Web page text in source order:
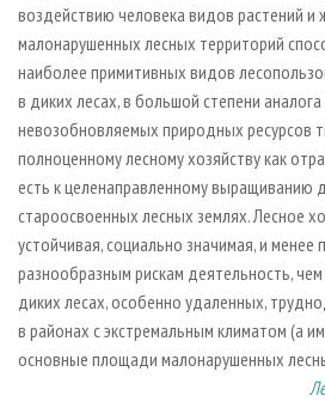
воздействию человека видов растений и
малонарушенных лесных территорий
наиболее примитивных видов
в диких лесах, в большой степени
невозобновляемых природных ресурсов
полноценному лесному хозяйству как
есть к целенаправленному выращиванию
староосвоенных лесных землях. Лесное
устойчивая, социально значимая, и менее
разнообразным рискам деятельность,
диких лесах, особенно удаленных,
в районах с экстремальным климатом (а
основные площади малонарушенных